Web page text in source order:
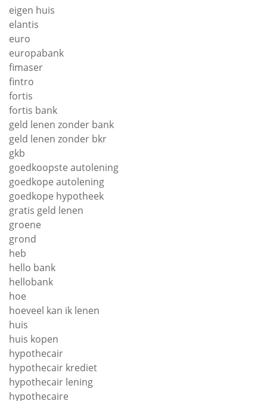
eigen huis
elantis
euro
europabank
fimaser
fintro
fortis
fortis bank
geld lenen zonder bank
geld lenen zonder bkr
gkb
goedkoopste autolening
goedkope autolening
goedkope hypotheek
gratis geld lenen
groene
grond
heb
hello bank
hellobank
hoe
hoeveel kan ik lenen
huis
huis kopen
hypothecair
hypothecair krediet
hypothecair lening
hypothecaire